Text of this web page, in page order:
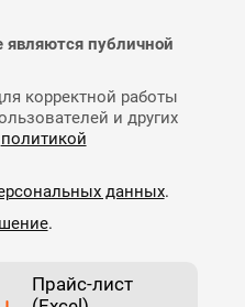
являются публичной
корректной работы
и других
политикой
данных.
.
Прайс-лист